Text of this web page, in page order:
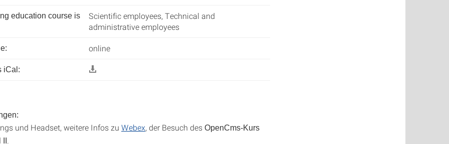
education course is
Scientific employees, Technical and
administrative employees
online
iCal:
und Headset, weitere Infos zu Webex, der Besuch des OpenCms-Kurs